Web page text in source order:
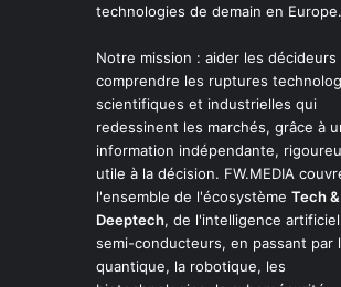
technologies de demain en Europe.
Notre mission : aider les décideurs
comprendre les ruptures
scientifiques et industrielles qui
redessinent les marchés, grâce à
information indépendante,
utile à la décision. FW.MEDIA
l'ensemble de l'écosystème Tech &
Deeptech, de l'intelligence
semi-conducteurs, en passant par
quantique, la robotique, les